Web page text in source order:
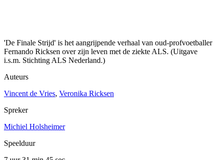
'De Finale Strijd' is het aangrijpende verhaal van oud-profvoetballer
Fernando Ricksen over zijn leven met de ziekte ALS. (Uitgave
i.s.m. Stichting ALS Nederland.)
Auteurs
Vincent de Vries, Veronika Ricksen
Spreker
Michiel Holsheimer
Speelduur